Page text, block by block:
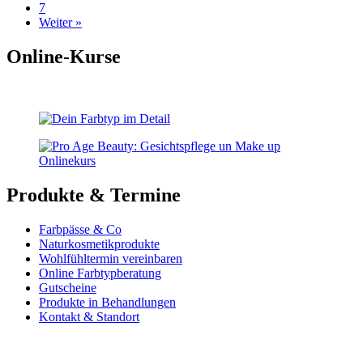
7
Weiter »
Online-Kurse
Produkte & Termine
Farbpässe & Co
Naturkosmetikprodukte
Wohlfühltermin vereinbaren
Online Farbtypberatung
Gutscheine
Produkte in Behandlungen
Kontakt & Standort